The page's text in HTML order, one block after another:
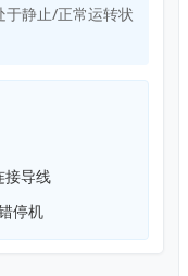
于静止/正常运转状
接导线
停机